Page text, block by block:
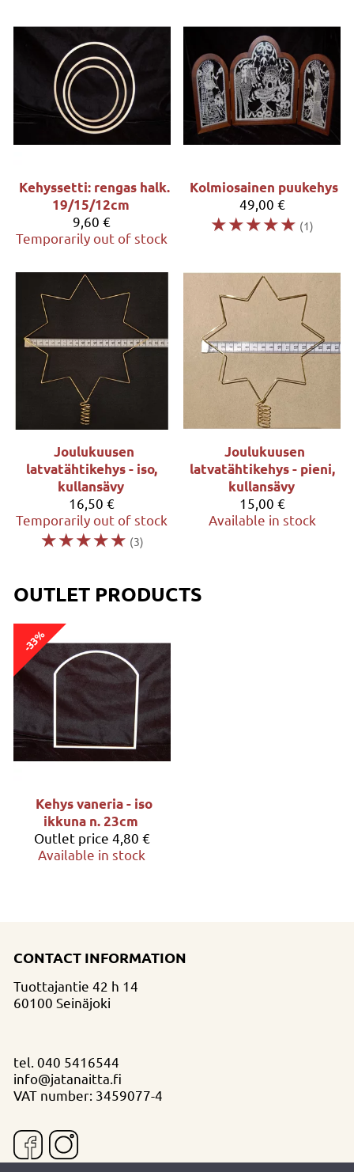
Kehyssetti: rengas halk.
19/15/12cm
9,60 €
Temporarily out of stock
Kolmiosainen puukehys
49,00 €
☆☆☆☆☆ (1)
Joulukuusen
latvatähtikehys - iso,
kullansävy
16,50 €
Temporarily out of stock
☆☆☆☆☆ (3)
Joulukuusen
latvatähtikehys - pieni,
kullansävy
15,00 €
Available in stock
OUTLET PRODUCTS
-33%
Kehys vaneria - iso
ikkuna n. 23cm
Outlet price 4,80 €
Available in stock
CONTACT INFORMATION
Tuottajantie 42 h 14
60100 Seinäjoki
tel. 040 5416544
info@jatanaitta.fi
VAT number: 3459077-4